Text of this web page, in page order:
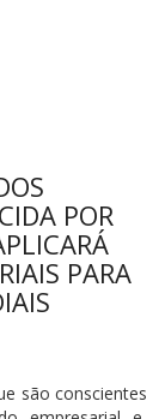
POR
PARA
são conscientes